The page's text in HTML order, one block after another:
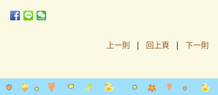
上一則 | 回上頁 |下一則